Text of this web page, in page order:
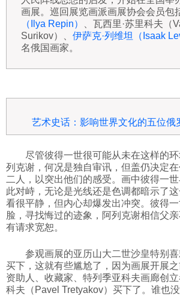
画展。巡回展览画派画展协会会员包
（Ilya Repin）
、瓦西里·苏里科夫（
Surikov）、 伊萨克·列维坦（Isaak
名俄国画家。
艺术史话：影响世界文化的五位俄
尽管彼得一世很可能从未在这样的
列克谢，何况是独自审讯，但盖仍决定
二人，以突出他们的感受。画中彼得一
此对峙，无论是光线还是色调都暗示了
看很平静，但内心却爆发出冲突。彼得
脸，寻找悔过的迹象，阿列克谢相信父
有请求宽恕。
参观画展的亚历山大二世沙皇特别
买下，这就有些尴尬了，因为画展开展
资助人、收藏家、特列季亚科夫画廊创
科夫（Pavel Tretyakov）买下了。谁也